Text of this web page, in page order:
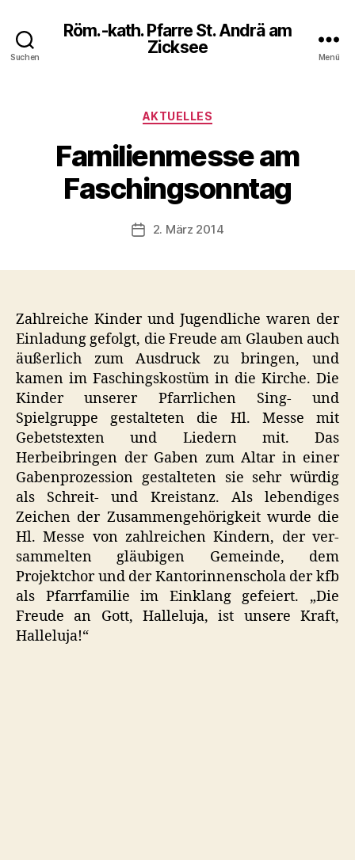
Suchen
Röm.-kath. Pfarre St. Andrä am
Zicksee
Menü
Kategorien
AKTUELLES
Familienmesse am
Faschingsonntag
Veröffentlichungsdatum
2. März 2014
Zahlreiche Kinder und Jugendliche waren der
Einladung gefolgt, die Freude am Glauben auch
äußerlich zum Ausdruck zu bringen, und
kamen im Faschingskostüm in die Kirche. Die
Kinder unserer Pfarrlichen Sing- und
Spielgruppe gestalteten die Hl. Messe mit
Gebetstexten und Liedern mit. Das
Herbeibringen der Gaben zum Altar in einer
Gabenprozession gestalteten sie sehr würdig
als Schreit- und Kreistanz. Als lebendiges
Zeichen der Zusammengehörigkeit wurde die
Hl. Messe von zahlreichen Kindern, der ver-
sammelten gläubigen Gemeinde, dem
Projektchor und der Kantorinnenschola der kfb
als Pfarrfamilie im Einklang gefeiert. „Die
Freude an Gott, Halleluja, ist unsere Kraft,
Halleluja!“